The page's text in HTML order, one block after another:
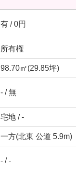
有 / 0円
所有権
98.70㎡(29.85坪)
- / 無
宅地 / -
一方(北東 公道 5.9m)
- / -